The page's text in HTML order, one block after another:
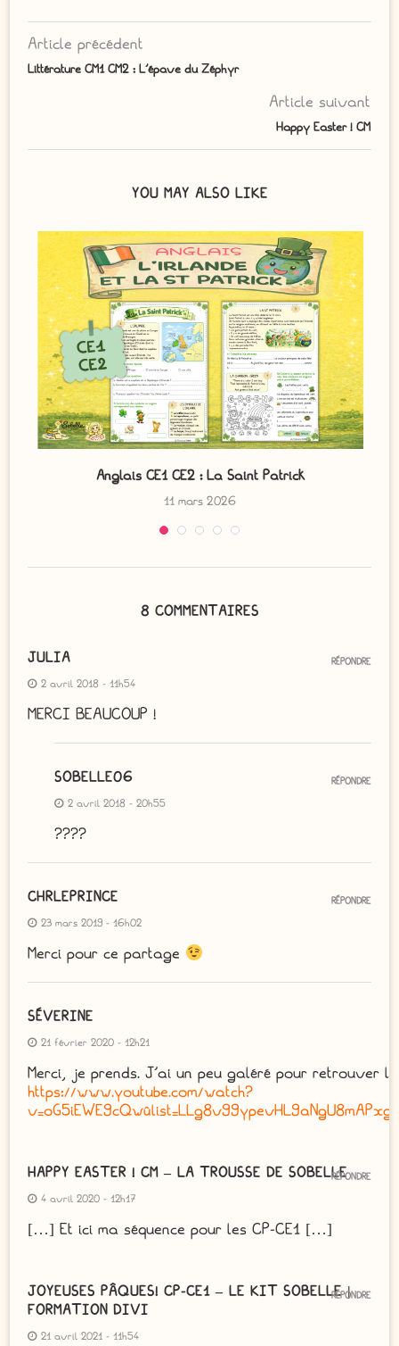
Article précédent
Littérature CM1 CM2 : L’épave du Zéphyr
Article suivant
Happy Easter ! CM
YOU MAY ALSO LIKE
Anglais CE1 CE2 : La Saint Patrick
11 mars 2026
8 COMMENTAIRES
JULIA
2 avril 2018 - 11h54
MERCI BEAUCOUP !
RÉPONDRE
SOBELLE06
2 avril 2018 - 20h55
????
RÉPONDRE
CHRLEPRINCE
23 mars 2019 - 16h02
Merci pour ce partage
RÉPONDRE
SÉVERINE
21 février 2020 - 12h21
Merci, je prends. J’ai un peu galéré pour retrouver
https://www.youtube.com/watch?
HAPPY EASTER ! CM – LA TROUSSE DE SOBELLE
4 avril 2020 - 12h17
[…] Et ici ma séquence pour les CP-CE1 […]
RÉPONDRE
JOYEUSES PÂQUES! CP-CE1 – LE KIT SOBELLE |
FORMATION DIVI
21 avril 2021 - 11h54
RÉPONDRE